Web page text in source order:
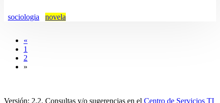
sociologia novela
«
1
2
»
Versión: 2.2. Consultas y/o sugerencias en el Centro de Servicios TI